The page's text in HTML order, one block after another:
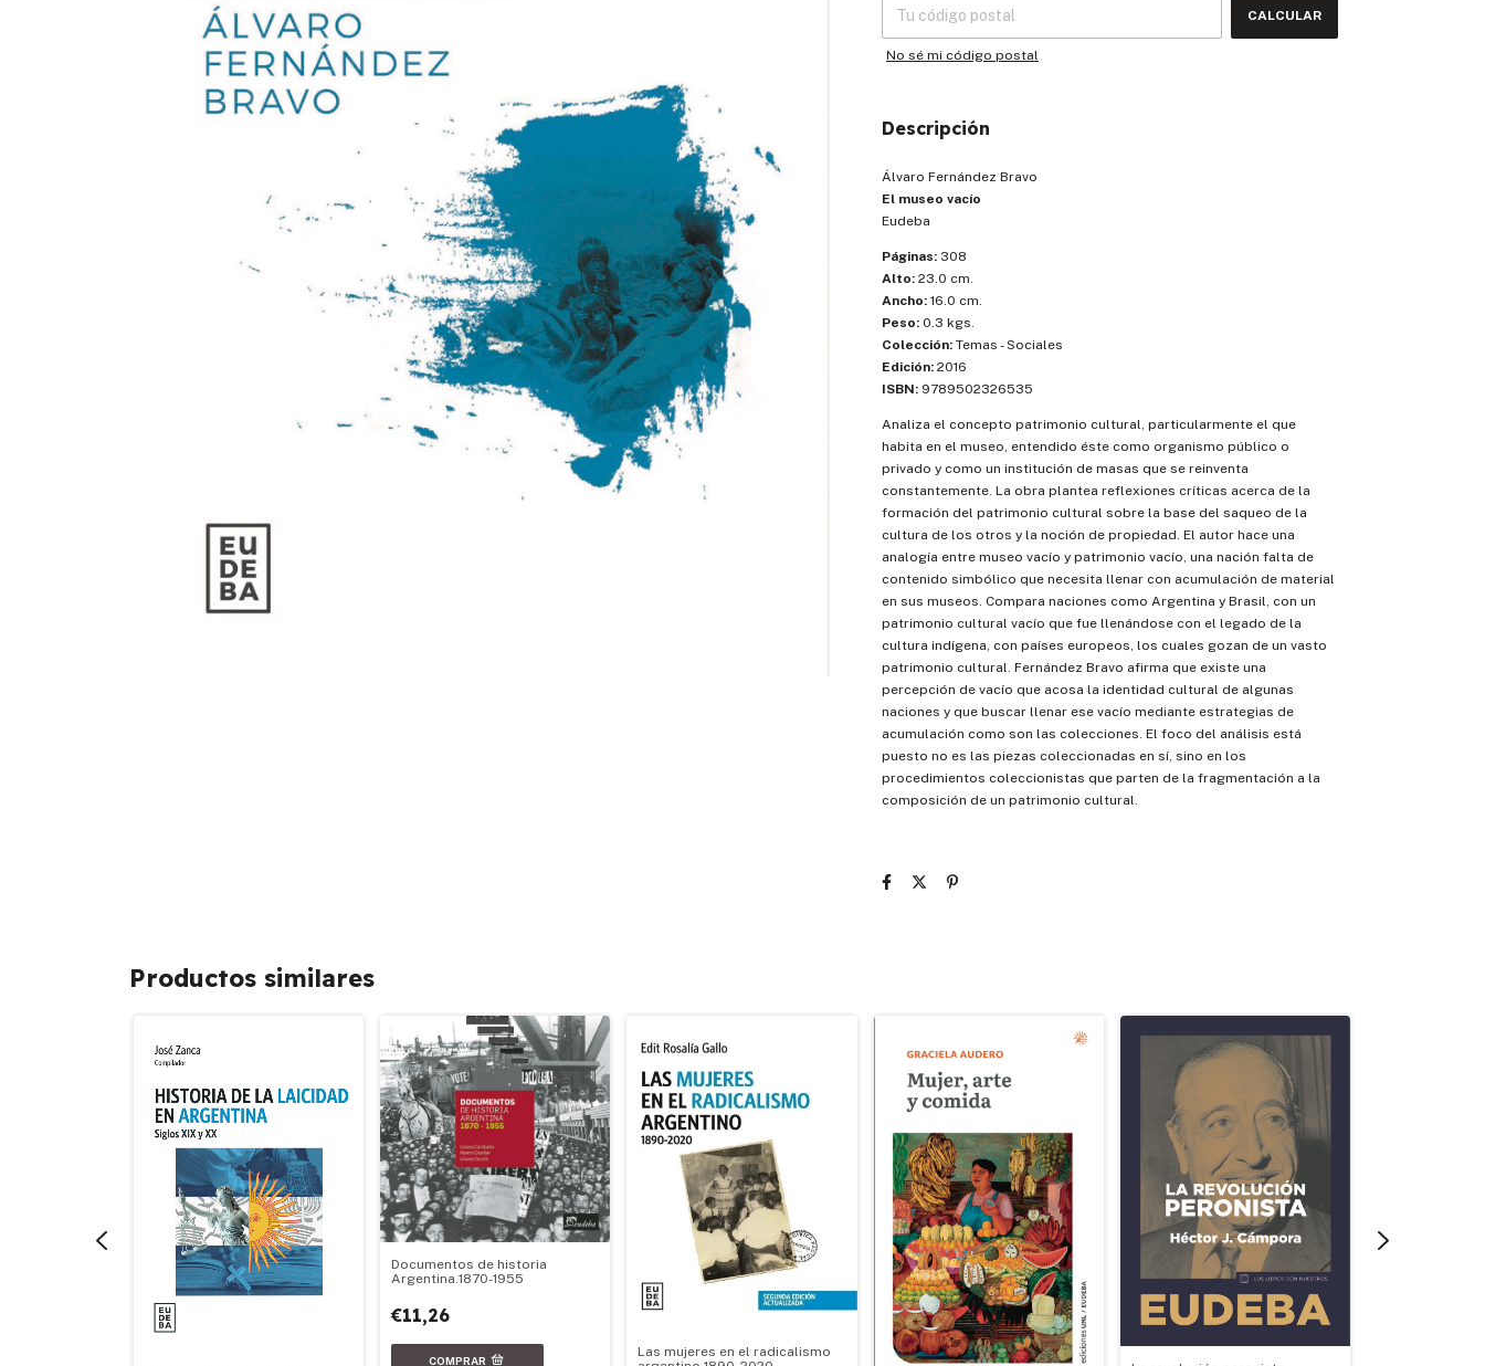
CALCULAR
No sé mi código postal
Descripción
Álvaro Fernández Bravo
El museo vacío
Eudeba
Páginas: 308
Alto: 23.0 cm.
Ancho: 16.0 cm.
Peso: 0.3 kgs.
Colección: Temas - Sociales
Edición: 2016
ISBN: 9789502326535
Analiza el concepto patrimonio cultural, particularmente el que
habita en el museo, entendido éste como organismo público o
privado y como un institución de masas que se reinventa
constantemente. La obra plantea reflexiones críticas acerca de la
formación del patrimonio cultural sobre la base del saqueo de la
cultura de los otros y la noción de propiedad. El autor hace una
analogía entre museo vacío y patrimonio vacío, una nación falta de
contenido simbólico que necesita llenar con acumulación de material
en sus museos. Compara naciones como Argentina y Brasil, con un
patrimonio cultural vacío que fue llenándose con el legado de la
cultura indígena, con países europeos, los cuales gozan de un vasto
patrimonio cultural. Fernández Bravo afirma que existe una
percepción de vacío que acosa la identidad cultural de algunas
naciones y que buscar llenar ese vacío mediante estrategias de
acumulación como son las colecciones. El foco del análisis está
puesto no es las piezas coleccionadas en sí, sino en los
procedimientos coleccionistas que parten de la fragmentación a la
composición de un patrimonio cultural.
Productos similares
Documentos de historia
Argentina.1870-1955
€11,26
Las mujeres en el radicalismo